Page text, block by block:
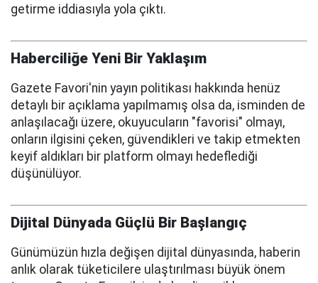
getirme iddiasıyla yola çıktı.
Haberciliğe Yeni Bir Yaklaşım
Gazete Favori'nin yayın politikası hakkında henüz
detaylı bir açıklama yapılmamış olsa da, isminden de
anlaşılacağı üzere, okuyucuların "favorisi" olmayı,
onların ilgisini çeken, güvendikleri ve takip etmekten
keyif aldıkları bir platform olmayı hedeflediği
düşünülüyor.
Dijital Dünyada Güçlü Bir Başlangıç
Günümüzün hızla değişen dijital dünyasında, haberin
anlık olarak tüketicilere ulaştırılması büyük önem